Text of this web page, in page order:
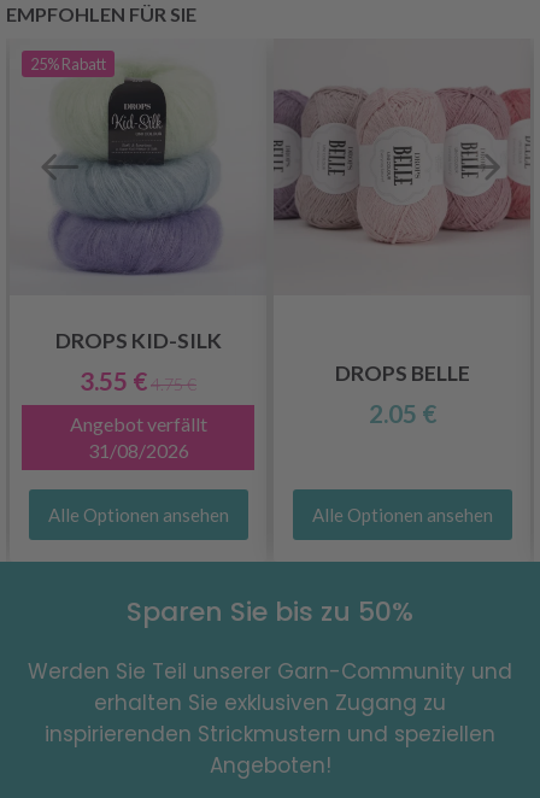
EMPFOHLEN FÜR SIE
25%Rabatt
DROPS KID-SILK
3.55 €4.75 €
Angebot verfällt
31/08/2026
Alle Optionen ansehen
DROPS BELLE
2.05 €
Alle Optionen ansehen
Sparen Sie bis zu 50%
Werden Sie Teil unserer Garn-Community und
erhalten Sie exklusiven Zugang zu
inspirierenden Strickmustern und speziellen
Angeboten!